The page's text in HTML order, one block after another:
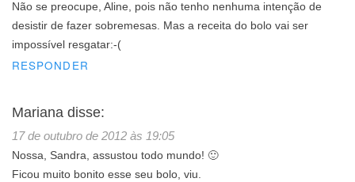
Não se preocupe, Aline, pois não tenho nenhuma intenção de
desistir de fazer sobremesas. Mas a receita do bolo vai ser
impossível resgatar:-(
RESPONDER
Mariana disse:
17 de outubro de 2012 às 19:05
Nossa, Sandra, assustou todo mundo! 🙂
Ficou muito bonito esse seu bolo, viu.